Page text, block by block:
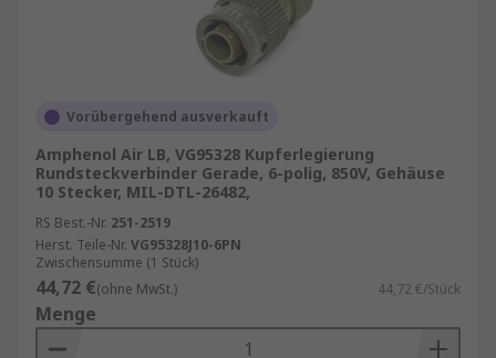
Vorübergehend ausverkauft
Amphenol Air LB, VG95328 Kupferlegierung
Rundsteckverbinder Gerade, 6-polig, 850V, Gehäuse
10 Stecker, MIL-DTL-26482,
RS Best.-Nr. 251-2519
Herst. Teile-Nr. VG95328J10-6PN
Zwischensumme (1 Stück)
44,72 €(ohne MwSt.) 44,72 €/Stück
Menge